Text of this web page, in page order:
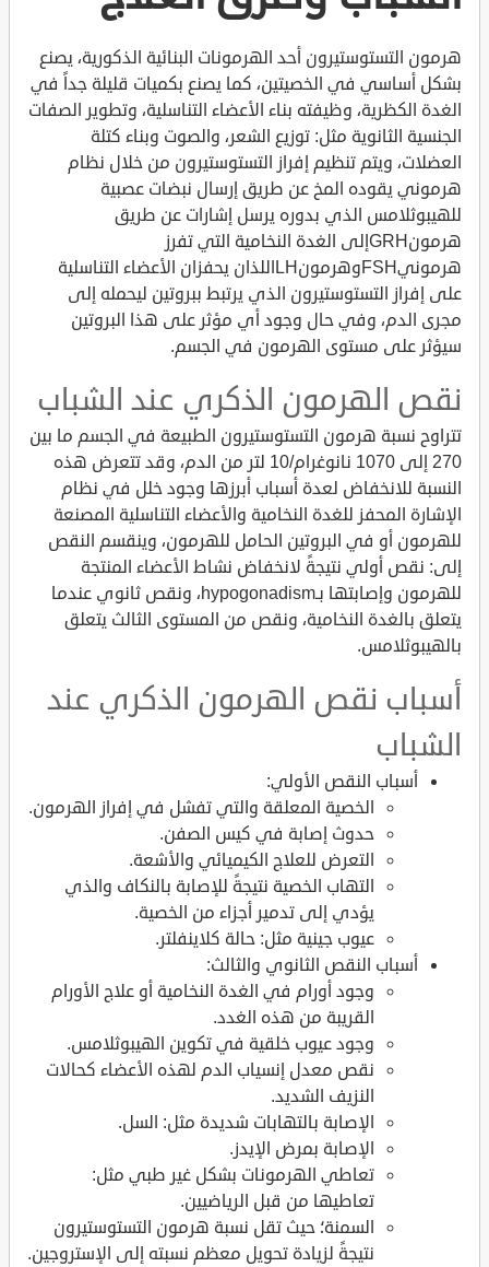
هرمون التستوستيرون أحد الهرمونات البنائية الذكورية، يصنع
بشكل أساسي في الخصيتين، كما يصنع بكميات قليلة جداً في
الغدة الكظرية، وظيفته بناء الأعضاء التناسلية، وتطوير الصفات
الجنسية الثانوية مثل: توزيع الشعر، والصوت وبناء كتلة
العضلات، ويتم تنظيم إفراز التستوستيرون من خلال نظام
هرموني يقوده المخ عن طريق إرسال نبضات عصبية
للهيبوثلامس الذي بدوره يرسل إشارات عن طريق
هرمونGRHإلى الغدة النخامية التي تفرز
هرمونيFSHوهرمونLHاللذان يحفزان الأعضاء التناسلية
على إفراز التستوستيرون الذي يرتبط ببروتين ليحمله إلى
مجرى الدم، وفي حال وجود أي مؤثر على هذا البروتين
سيؤثر على مستوى الهرمون في الجسم.
نقص الهرمون الذكري عند الشباب
تتراوح نسبة هرمون التستوستيرون الطبيعة في الجسم ما بين
270 إلى 1070 نانوغرام/10 لتر من الدم، وقد تتعرض هذه
النسبة للانخفاض لعدة أسباب أبرزها وجود خلل في نظام
الإشارة المحفز للغدة النخامية والأعضاء التناسلية المصنعة
للهرمون أو في البروتين الحامل للهرمون، وينقسم النقص
إلى: نقص أولي نتيجةً لانخفاض نشاط الأعضاء المنتجة
للهرمون وإصابتها بـhypogonadism، ونقص ثانوي عندما
يتعلق بالغدة النخامية، ونقص من المستوى الثالث يتعلق
بالهيبوثلامس.
أسباب نقص الهرمون الذكري عند
الشباب
أسباب النقص الأولي:
الخصية المعلقة والتي تفشل في إفراز الهرمون.
حدوث إصابة في كيس الصفن.
التعرض للعلاج الكيميائي والأشعة.
التهاب الخصية نتيجةً للإصابة بالنكاف والذي
يؤدي إلى تدمير أجزاء من الخصية.
عيوب جينية مثل: حالة كلاينفلتر.
أسباب النقص الثانوي والثالث:
وجود أورام في الغدة النخامية أو علاج الأورام
القريبة من هذه الغدد.
وجود عيوب خلقية في تكوين الهيبوثلامس.
نقص معدل إنسياب الدم لهذه الأعضاء كحالات
النزيف الشديد.
الإصابة بالتهابات شديدة مثل: السل.
الإصابة بمرض الإيدز.
تعاطي الهرمونات بشكل غير طبي مثل:
تعاطيها من قبل الرياضيين.
السمنة؛ حيث تقل نسبة هرمون التستوستيرون
نتيجةً لزيادة تحويل معظم نسبته إلى الإستروجين.